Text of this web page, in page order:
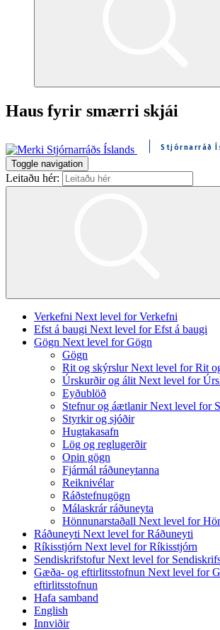
Haus fyrir smærri skjái
Stjórnarráð
Toggle navigation
Leitaðu hér:
Verkefni Next level for Verkefni
Efst á baugi Next level for Efst á baugi
Gögn Next level for Gögn
Gögn
Rit og skýrslurNext level for Rit
Úrskurðir og álit Next level for
Eyðublöð
Stefnur og áætlanirNext level for
Styrkir og sjóðir
Hugtakasafn
Lög og reglugerðir
Opin gögn
Fjármál ráðuneytanna
Reiknivélar
Ráðstefnugögn
Málaskrár ráðuneyta
Hönnunarstaðall Next level for
Ráðuneyti Next level for Ráðuneyti
Ríkisstjórn Next level for Ríkisstjórn
SendiskrifstofurNext level for
Gæða- og eftirlitsstofnun Next level for
eftirlitsstofnun
Hafa samband
English
Innviðir